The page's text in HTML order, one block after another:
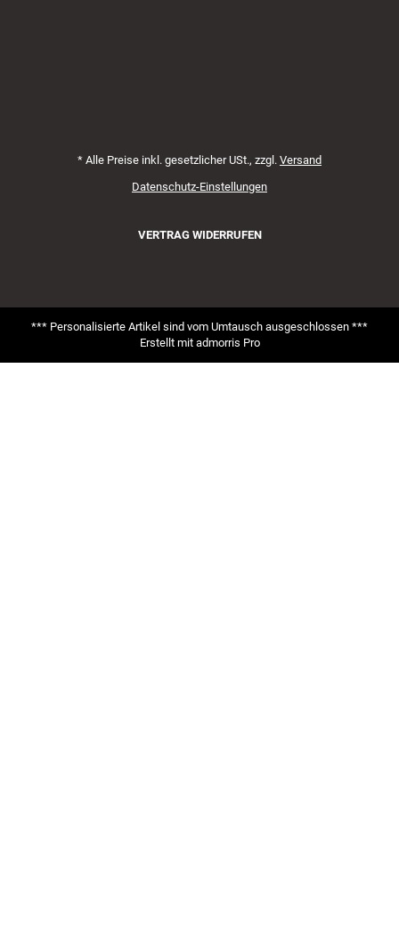
* Alle Preise inkl. gesetzlicher USt., zzgl. Versand
Datenschutz-Einstellungen
VERTRAG WIDERRUFEN
*** Personalisierte Artikel sind vom Umtausch ausgeschlossen ***
Erstellt mit admorris Pro